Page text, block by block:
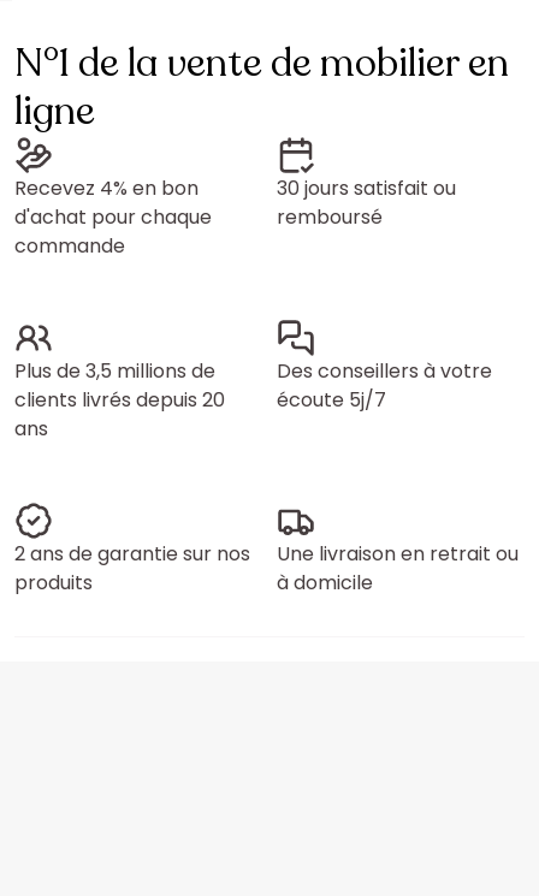
N°1 de la vente de mobilier en
ligne
Recevez 4% en bon
d'achat pour chaque
commande
30 jours satisfait ou
remboursé
Plus de 3,5 millions de
clients livrés depuis 20
ans
Des conseillers à votre
écoute 5j/7
2 ans de garantie sur nos
produits
Une livraison en retrait ou
à domicile